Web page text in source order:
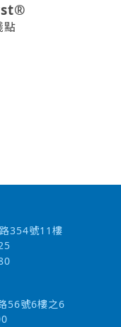
點
354號11樓
56號6樓之6